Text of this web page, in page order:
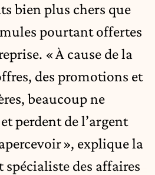
bien plus chers que
pourtant offertes
« À cause de la
des promotions et
beaucoup ne
perdent de l’argent
», explique la
spécialiste des affaires